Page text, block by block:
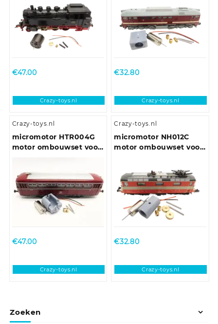
€47.00
Crazy-toys.nl
€32.80
Crazy-toys.nl
Crazy-toys.nl
micromotor HTR004G
motor ombouwset voor
€47.00
Crazy-toys.nl
Crazy-toys.nl
micromotor NH012C
motor ombouwset voor
€32.80
Crazy-toys.nl
Zoeken